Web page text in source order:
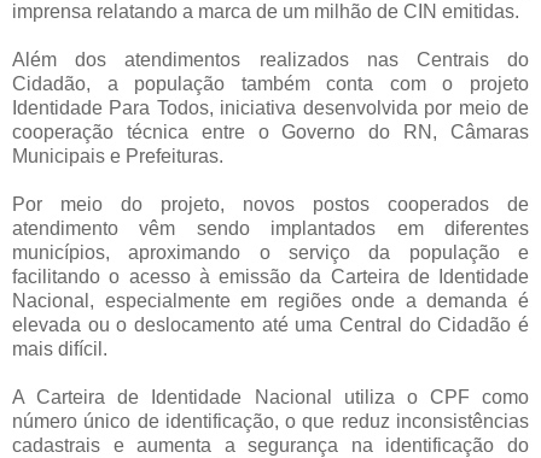
imprensa relatando a marca de um milhão de CIN emitidas.
Além dos atendimentos realizados nas Centrais do
Cidadão, a população também conta com o projeto
Identidade Para Todos, iniciativa desenvolvida por meio de
cooperação técnica entre o Governo do RN, Câmaras
Municipais e Prefeituras.
Por meio do projeto, novos postos cooperados de
atendimento vêm sendo implantados em diferentes
municípios, aproximando o serviço da população e
facilitando o acesso à emissão da Carteira de Identidade
Nacional, especialmente em regiões onde a demanda é
elevada ou o deslocamento até uma Central do Cidadão é
mais difícil.
A Carteira de Identidade Nacional utiliza o CPF como
número único de identificação, o que reduz inconsistências
cadastrais e aumenta a segurança na identificação do